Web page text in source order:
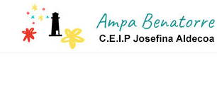
contenido